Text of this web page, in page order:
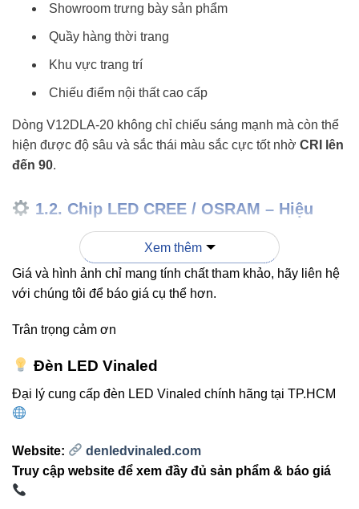
Showroom trưng bày sản phẩm
Quầy hàng thời trang
Khu vực trang trí
Chiếu điểm nội thất cao cấp
Dòng V12DLA-20 không chỉ chiếu sáng mạnh mà còn thể
hiện được độ sâu và sắc thái màu sắc cực tốt nhờ CRI lên
đến 90.
1.2. Chip LED CREE / OSRAM – Hiệu
suất và độ bền vượt trội
Hai thương hiệu LED hàng đầu thế giới đảm bảo chất
lượng ánh sáng ổn định, hiệu suất cao và tuổi thọ lâu dài.
phí điện năng và tiết kiệm chi phí vận
hành.
1.3. Hỗ trợ nhiều chuẩn dimmer
Xem thêm
Giá và hình ảnh chỉ mang tính chất tham khảo, hãy liên hệ
với chúng tôi để báo giá cụ thể hơn.
Trân trọng cảm ơn
Đèn LED Vinaled
Đại lý cung cấp đèn LED Vinaled chính hãng tại TP.HCM
Website:
denledvinaled.com
Truy cập website để xem đầy đủ sản phẩm & báo giá